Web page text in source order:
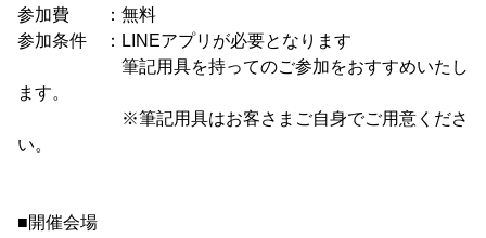
参加費 ：無料
参加条件 ：LINEアプリが必要となります
筆記用具を持ってのご参加をおすすめいたし
ます。
※筆記用具はお客さまご自身でご用意くださ
い。
■開催会場